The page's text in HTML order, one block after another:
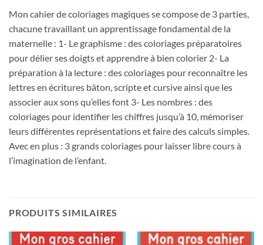
Mon cahier de coloriages magiques se compose de 3 parties,
chacune travaillant un apprentissage fondamental de la
maternelle : 1- Le graphisme : des coloriages préparatoires
pour délier ses doigts et apprendre à bien colorier 2- La
préparation à la lecture : des coloriages pour reconnaître les
lettres en écritures bâton, scripte et cursive ainsi que les
associer aux sons qu’elles font 3- Les nombres : des
coloriages pour identifier les chiffres jusqu’à 10, mémoriser
leurs différentes représentations et faire des calculs simples.
Avec en plus : 3 grands coloriages pour laisser libre cours à
l’imagination de l’enfant.
PRODUITS SIMILAIRES